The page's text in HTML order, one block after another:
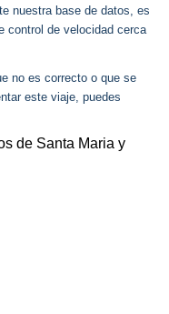
nuestra base de datos, es
control de velocidad cerca
no es correcto o que se
este viaje, puedes
de Santa Maria y